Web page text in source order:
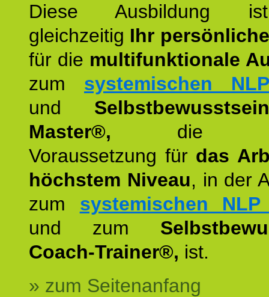
Diese Ausbildung
gleichzeitig Ihr
für die multifunktionale
zum systemischen
und
Master®, die
Voraussetzung für das
höchstem Niveau, in der
zum systemischen
und zum
Coach-Trainer®, ist.
» zum Seitenanfang